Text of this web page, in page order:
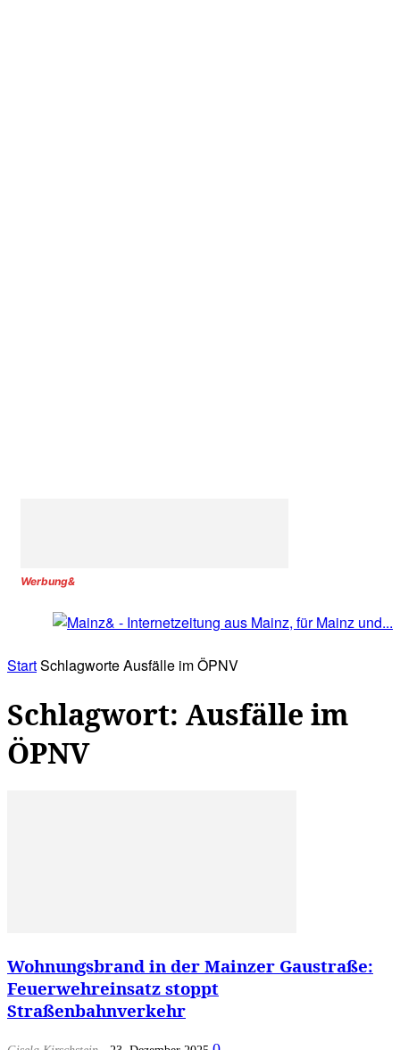
Werbung&
StartSchlagworteAusfälle im ÖPNV
Schlagwort: Ausfälle im
ÖPNV
Wohnungsbrand in der Mainzer Gaustraße:
Feuerwehreinsatz stoppt
Straßenbahnverkehr